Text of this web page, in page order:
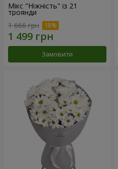
Мікс "Ніжність" із 21
троянди
1 666 грн
Замовити